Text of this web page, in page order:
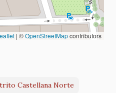
| ©OpenStreetMapcontributors
Castellana Norte